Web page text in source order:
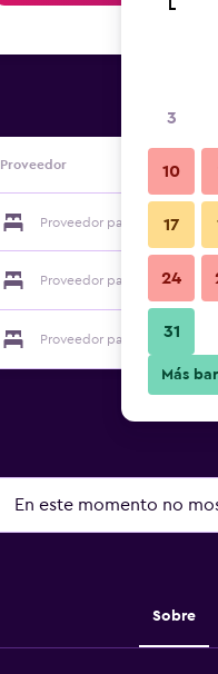
Proveedor
Proveedor para U Fontana
Proveedor para U Fontana
Proveedor para U Fontana
En este momento no
Sobre
L
3
10
17
24
31
Más